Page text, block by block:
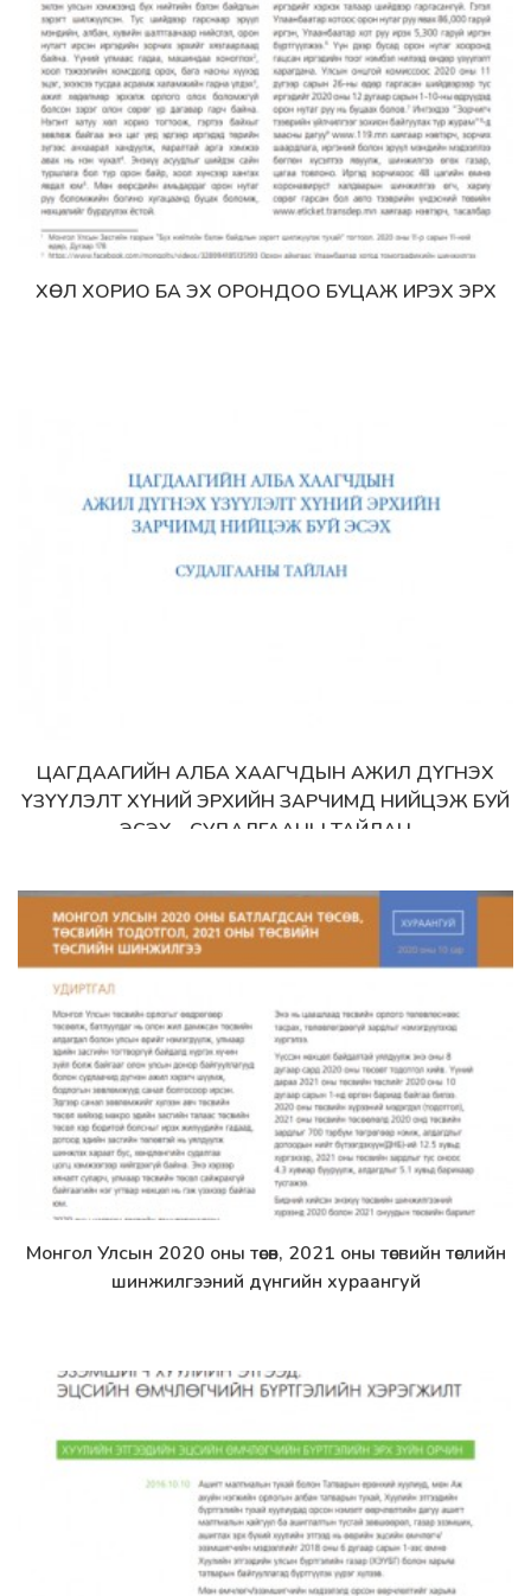
Дэлгэрэнгүй
ХӨЛ ХОРИО БА ЭХ ОРОНДОО БУЦАЖ ИРЭХ ЭРХ
Дэлгэрэнгүй
ЦАГДААГИЙН АЛБА ХААГЧДЫН АЖИЛ ДҮГНЭХ
ҮЗҮҮЛЭЛТ ХҮНИЙ ЭРХИЙН ЗАРЧИМД НИЙЦЭЖ БУЙ
ЭСЭХ - СУДАЛГААНЫ ТАЙЛАН
Дэлгэрэнгүй
Монгол Улсын 2020 оны төсөв, 2021 оны төсвийн төслийн
шинжилгээний дүнгийн хураангуй